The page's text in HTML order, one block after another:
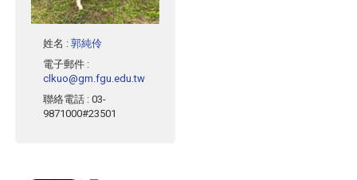
姓名 :郭純伶
電子郵件 :
clkuo@gm.fgu.edu.tw
聯絡電話 : 03-
9871000#23501
LINE 諮詢